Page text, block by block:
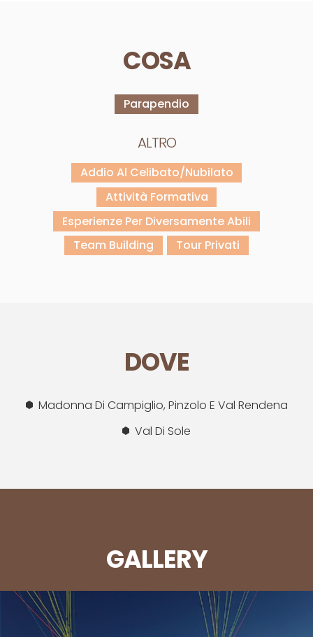
COSA
Parapendio
ALTRO
Addio Al Celibato/nubilato
Attività Formativa
Esperienze Per Diversamente Abili
Team Building
Tour Privati
DOVE
Madonna Di Campiglio, Pinzolo E Val Rendena
Val Di Sole
GALLERY